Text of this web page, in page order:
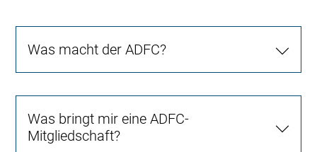
Was macht der ADFC?
Was bringt mir eine ADFC-
Mitgliedschaft?